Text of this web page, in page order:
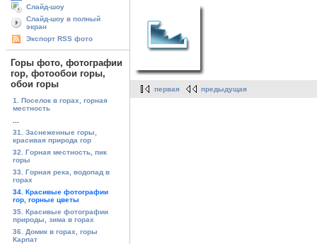
Слайд-шоу
Слайд-шоу в полный
экран
Экспорт RSS фото
Горы фото, фотографии
гор, фотообои горы,
обои горы
1. Поселок в горах, горная
местность
31. Заснеженные горы,
красивая природа гор
32. Горная местность, пик
горы
33. Горная река, водопад в
горах
34. Красивые фотографии
гор, горные цветы
35. Красивые фотографии
природы, зима в горах
36. Домик в горах, горы
Карпат
первая предыдущая